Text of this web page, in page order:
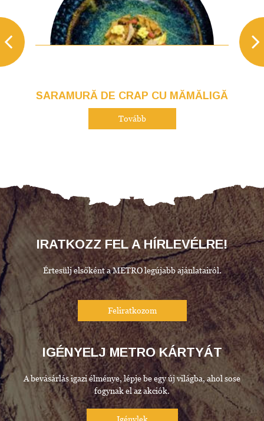
SARAMURĂ DE CRAP CU MĂMĂLIGĂ
Tovább
IRATKOZZ FEL A HÍRLEVÉLRE!
Értesülj elsőként a METRO legújabb ajánlatairól.
IGÉNYELJ METRO KÁRTYÁT
A bevásárlás igazi élménye, lépje be egy új világba, ahol sose
fogynak el az akciók.